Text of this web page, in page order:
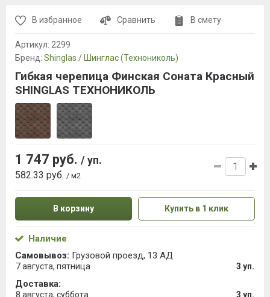
В избранное Сравнить В смету
Артикул: 2299
Бренд: Shinglas / Шинглас (Технониколь)
Гибкая черепица Финская Соната Красный
SHINGLAS ТЕХНОНИКОЛЬ
1 747 руб. / уп.
582.33 руб. / м2
В корзину Купить в 1 клик
Наличие
Самовывоз: Грузовой проезд, 13 АД
7 августа, пятница 3 уп.
Доставка:
8 августа, суббота 3 уп.